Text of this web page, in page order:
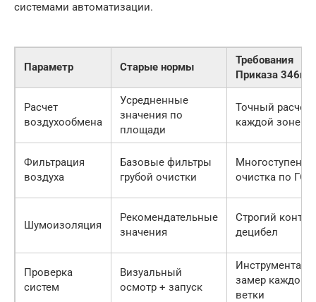
системами автоматизации.
Параметр Старые нормы
Требования
Приказа 346н
Расчет
воздухообмена
Усредненные
значения по
площади
Точный расчет
каждой зоне
Фильтрация
воздуха
Базовые фильтры
грубой очистки
очистка по
Шумоизоляция
Рекомендательные
значения
Строгий
децибел
Проверка
систем
Визуальный
осмотр + запуск
замер каждой
ветки